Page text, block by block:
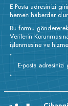
E-Posta adresinizi
hemen haberdar
Bu formu
Verilerin
işlenmesine ve hizmet